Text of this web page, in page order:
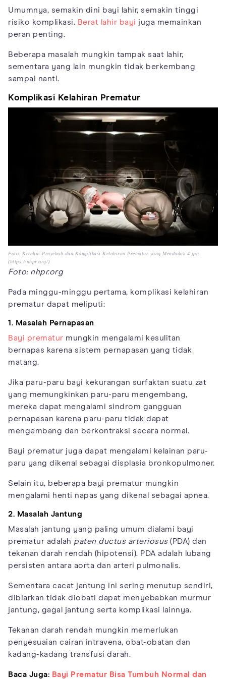
Umumnya, semakin dini bayi lahir, semakin tinggi
risiko komplikasi. Berat lahir bayi juga memainkan
peran penting.
Beberapa masalah mungkin tampak saat lahir,
sementara yang lain mungkin tidak berkembang
sampai nanti.
Komplikasi Kelahiran Prematur
Foto: Ketahui Penyebab dan Komplikasi Kelahiran Prematur yang Mendadak 4.jpg
(https://nhpr.org/)
Foto: nhpr.org
Pada minggu-minggu pertama, komplikasi kelahiran
prematur dapat meliputi:
1. Masalah Pernapasan
Bayi prematur mungkin mengalami kesulitan
bernapas karena sistem pernapasan yang tidak
matang.
Jika paru-paru bayi kekurangan surfaktan suatu zat
yang memungkinkan paru-paru mengembang,
mereka dapat mengalami sindrom gangguan
pernapasan karena paru-paru tidak dapat
mengembang dan berkontraksi secara normal.
Bayi prematur juga dapat mengalami kelainan paru-
paru yang dikenal sebagai displasia bronkopulmoner.
Selain itu, beberapa bayi prematur mungkin
mengalami henti napas yang dikenal sebagai apnea.
2. Masalah Jantung
Masalah jantung yang paling umum dialami bayi
prematur adalah paten ductus arteriosus(PDA) dan
tekanan darah rendah (hipotensi). PDA adalah lubang
persisten antara aorta dan arteri pulmonalis.
Sementara cacat jantung ini sering menutup sendiri,
dibiarkan tidak diobati dapat menyebabkan murmur
jantung, gagal jantung serta komplikasi lainnya.
Tekanan darah rendah mungkin memerlukan
penyesuaian cairan intravena, obat-obatan dan
kadang-kadang transfusi darah.
Baca Juga: Bayi Prematur Bisa Tumbuh Normal dan